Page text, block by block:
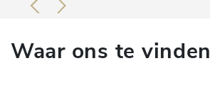
Waar ons te vinden